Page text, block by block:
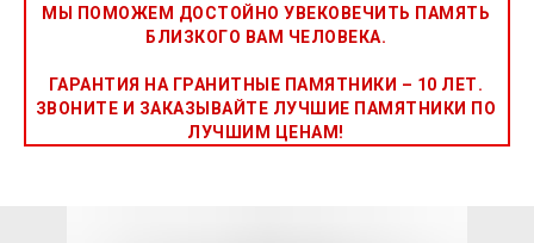
МЫ ПОМОЖЕМ ДОСТОЙНО УВЕКОВЕЧИТЬ ПАМЯТЬ
БЛИЗКОГО ВАМ ЧЕЛОВЕКА.
ГАРАНТИЯ НА ГРАНИТНЫЕ ПАМЯТНИКИ – 10 ЛЕТ.
ЗВОНИТЕ И ЗАКАЗЫВАЙТЕ ЛУЧШИЕ ПАМЯТНИКИ ПО
ЛУЧШИМ ЦЕНАМ!